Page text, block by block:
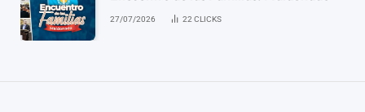
27/07/2026 22CLICKS